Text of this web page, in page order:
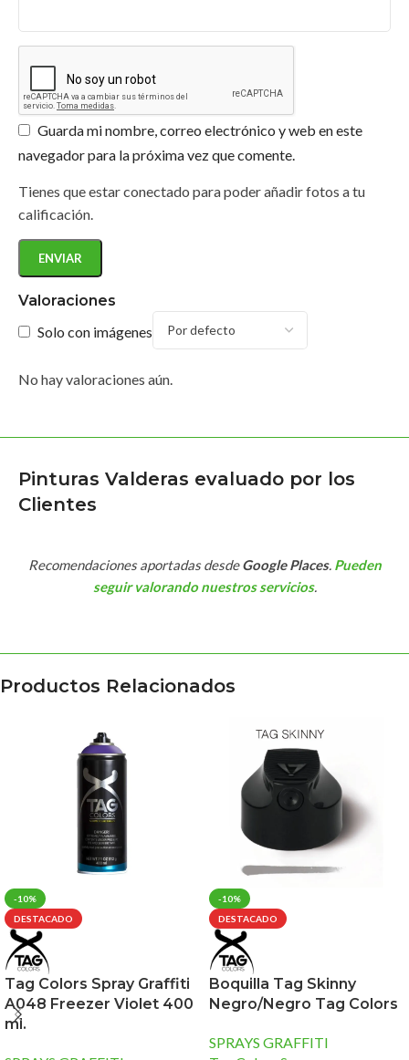
Valoraciones
Solo con imágenes
No hay valoraciones aún.
Guarda mi nombre, correo electrónico y web en este
navegador para la próxima vez que comente.
Tienes que estar conectado para poder añadir fotos a tu
calificación.
Pinturas Valderas evaluado por los
Clientes
Recomendaciones aportadas desdeGoogle Places. Pueden
seguir valorando nuestros servicios.
Productos Relacionados
-10%
DESTACADO
Tag Colors Spray Graffiti
A048 Freezer Violet 400
ml.
-10%
DESTACADO
Boquilla Tag Skinny
Negro/Negro Tag Colors
SPRAYS GRAFFITI